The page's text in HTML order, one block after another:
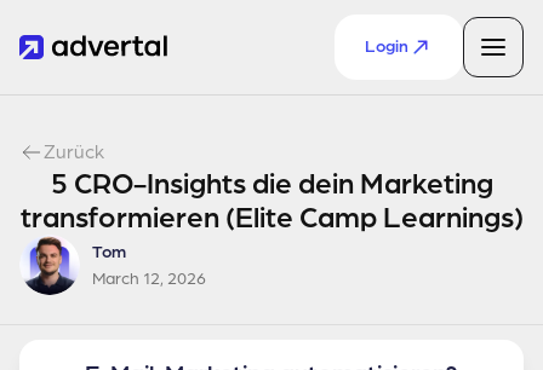
Login
Zurück
5 CRO-Insights die dein Marketing
transformieren (Elite Camp Learnings)
Tom
March 12, 2026